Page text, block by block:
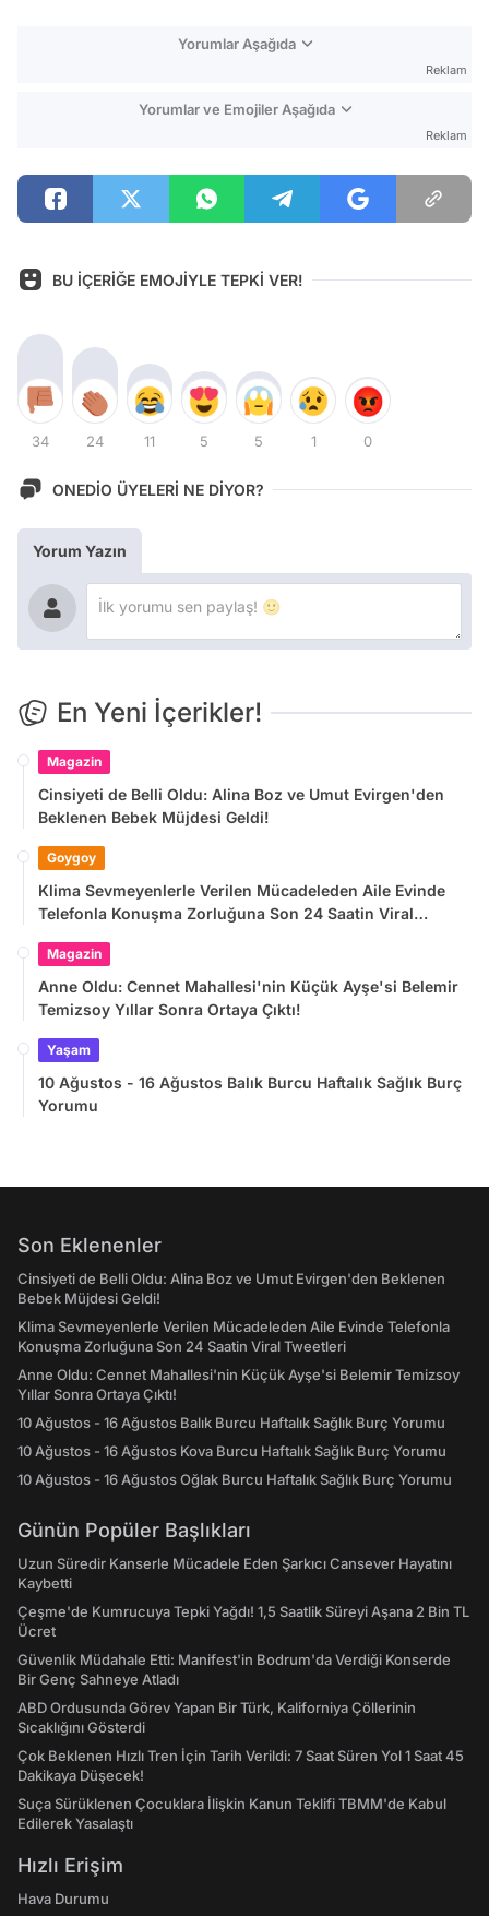
Yorumlar Aşağıda
Reklam
Yorumlar ve Emojiler Aşağıda
Reklam
BU İÇERİĞE EMOJİYLE TEPKİ VER!
34 24 11 5 5 1 0
ONEDİO ÜYELERİ NE DİYOR?
Yorum Yazın
En Yeni İçerikler!
Magazin
Cinsiyeti de Belli Oldu: Alina Boz ve Umut Evirgen'den
Beklenen Bebek Müjdesi Geldi!
Goygoy
Klima Sevmeyenlerle Verilen Mücadeleden Aile Evinde
Telefonla Konuşma Zorluğuna Son 24 Saatin Viral
Magazin
Anne Oldu: Cennet Mahallesi'nin Küçük Ayşe'si Belemir
Temizsoy Yıllar Sonra Ortaya Çıktı!
Yaşam
10 Ağustos - 16 Ağustos Balık Burcu Haftalık Sağlık Burç
Yorumu
Son Eklenenler
Cinsiyeti de Belli Oldu: Alina Boz ve Umut Evirgen'den Beklenen
Bebek Müjdesi Geldi!
Klima Sevmeyenlerle Verilen Mücadeleden Aile Evinde Telefonla
Konuşma Zorluğuna Son 24 Saatin Viral Tweetleri
Anne Oldu: Cennet Mahallesi'nin Küçük Ayşe'si Belemir Temizsoy
Yıllar Sonra Ortaya Çıktı!
10 Ağustos - 16 Ağustos Balık Burcu Haftalık Sağlık Burç Yorumu
10 Ağustos - 16 Ağustos Kova Burcu Haftalık Sağlık Burç Yorumu
10 Ağustos - 16 Ağustos Oğlak Burcu Haftalık Sağlık Burç Yorumu
Günün Popüler Başlıkları
Uzun Süredir Kanserle Mücadele Eden Şarkıcı Cansever Hayatını
Kaybetti
Çeşme'de Kumrucuya Tepki Yağdı! 1,5 Saatlik Süreyi Aşana 2 Bin TL
Ücret
Güvenlik Müdahale Etti: Manifest'in Bodrum'da Verdiği Konserde
Bir Genç Sahneye Atladı
ABD Ordusunda Görev Yapan Bir Türk, Kaliforniya Çöllerinin
Sıcaklığını Gösterdi
Çok Beklenen Hızlı Tren İçin Tarih Verildi: 7 Saat Süren Yol 1 Saat 45
Dakikaya Düşecek!
Suça Sürüklenen Çocuklara İlişkin Kanun Teklifi TBMM'de Kabul
Edilerek Yasalaştı
Hızlı Erişim
Hava Durumu